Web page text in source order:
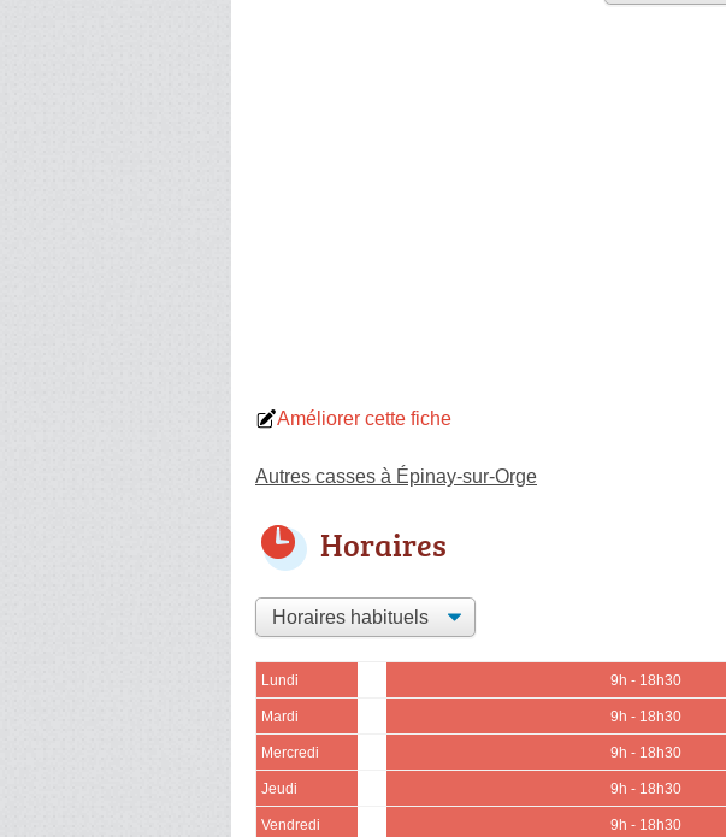
Améliorer cette fiche
Autres casses à Épinay-sur-Orge
Horaires
Lundi 9h - 18h30
Mardi 9h - 18h30
Mercredi 9h - 18h30
Jeudi 9h - 18h30
Vendredi 9h - 18h30